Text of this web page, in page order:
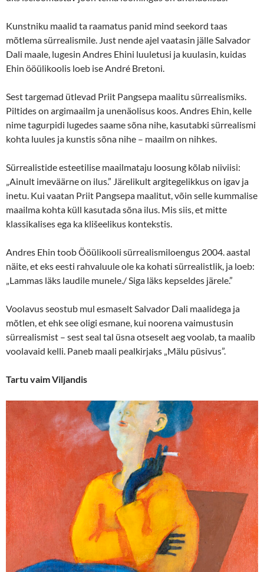
Kunstniku maalid ta raamatus panid mind seekord taas
mõtlema sürrealismile. Just nende ajel vaatasin jälle Salvador
Dali maale, lugesin Andres Ehini luuletusi ja kuulasin, kuidas
Ehin ööülikoolis loeb ise André Bretoni.
Sest targemad ütlevad Priit Pangsepa maalitu sürrealismiks.
Piltides on argimaailm ja unenäolisus koos. Andres Ehin, kelle
nime tagurpidi lugedes saame sõna nihe, kasutabki sürrealismi
kohta luules ja kunstis sõna nihe – maailm on nihkes.
Sürrealistide esteetilise maailmataju loosung kõlab niiviisi:
„Ainult imeväärne on ilus.” Järelikult argitegelikkus on igav ja
inetu. Kui vaatan Priit Pangsepa maalitut, võin selle kummalise
maailma kohta küll kasutada sõna ilus. Mis siis, et mitte
klassikalises ega ka klišeelikus kontekstis.
Andres Ehin toob Ööülikooli sürrealismiloengus 2004. aastal
näite, et eks eesti rahvaluule ole ka kohati sürrealistlik, ja loeb:
„Lammas läks laudile munele./ Siga läks kepseldes järele.”
Voolavus seostub mul esmaselt Salvador Dali maalidega ja
mõtlen, et ehk see oligi esmane, kui noorena vaimustusin
sürrealismist – sest seal tal üsna otseselt aeg voolab, ta maalib
voolavaid kelli. Paneb maali pealkirjaks „Mälu püsivus”.
Tartu vaim Viljandis